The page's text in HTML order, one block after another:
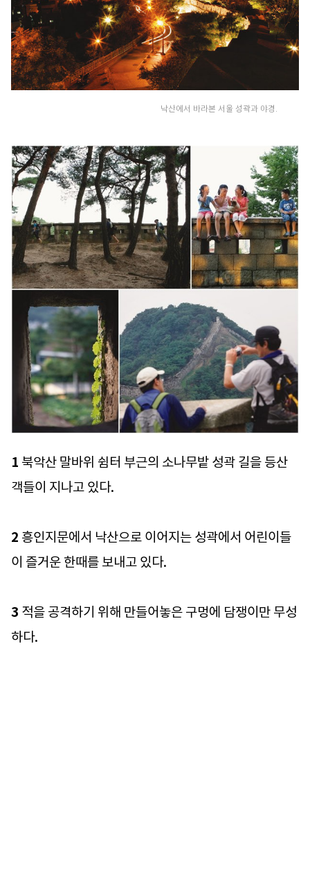
낙산에서 바라본 서울 성곽과 야경.
1 북악산 말바위 쉼터 부근의 소나무밭 성곽 길을 등산
객들이 지나고 있다.
2 흥인지문에서 낙산으로 이어지는 성곽에서 어린이들
이 즐거운 한때를 보내고 있다.
3 적을 공격하기 위해 만들어놓은 구멍에 담쟁이만 무성
하다.